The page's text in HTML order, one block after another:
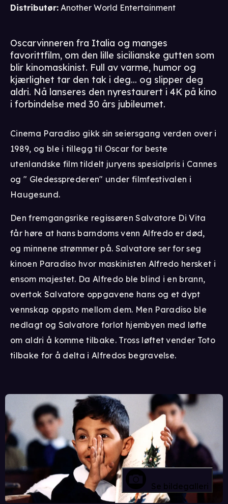
Distributør: Another World Entertainment
Oscarvinneren fra Italia og manges
favorittfilm, om den lille sicilianske gutten som
blir kinomaskinist. Full av varme, humor og
kjærlighet tar den tak i deg... og slipper deg
aldri. Nå lanseres den nyrestaurert i 4K på kino
i forbindelse med 30 års jubileumet.
Cinema Paradiso gikk sin seiersgang verden over i
1989, og ble i tillegg til Oscar for beste
utenlandske film tildelt juryens spesialpris i Cannes
og " Gledessprederen" under filmfestivalen i
Haugesund.
Den fremgangsrike regissøren Salvatore Di Vita
får høre at hans barndoms venn Alfredo er død,
og minnene strømmer på. Salvatore ser for seg
kinoen Paradiso hvor maskinisten Alfredo hersket i
ensom majestet. Da Alfredo ble blind i en brann,
overtok Salvatore oppgavene hans og et dypt
vennskap oppsto mellom dem. Men Paradiso ble
nedlagt og Salvatore forlot hjembyen med løfte
om aldri å komme tilbake. Tross løftet vender Toto
tilbake for å delta i Alfredos begravelse.
Se bildegalleri